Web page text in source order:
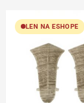
LEN NA ESHOPE